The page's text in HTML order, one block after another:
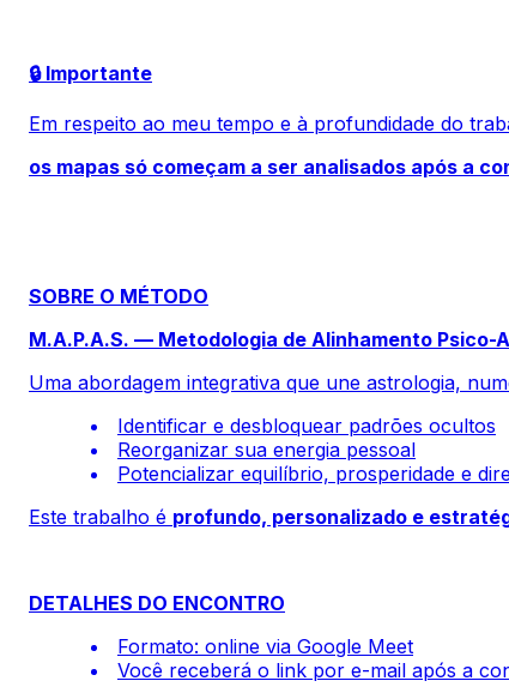
🔒 Importante
Em respeito ao meu tempo e à profundidade do
os mapas só começam a ser analisados após a
SOBRE O MÉTODO
M.A.P.A.S. — Metodologia de Alinhamento Psico-
Uma abordagem integrativa que une astrologia,
Identificar e desbloquear padrões ocultos
Reorganizar sua energia pessoal
Potencializar equilíbrio, prosperidade e
Este trabalho é profundo, personalizado e
DETALHES DO ENCONTRO
Formato: online via Google Meet
Você receberá o link por e-mail após a